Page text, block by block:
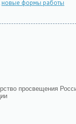
новые формы работы
просвещения